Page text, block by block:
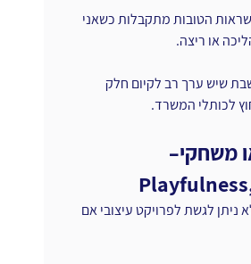
הטובות מתקבלות כשאני
או ריצה.
שיש ערך רב לקיום חלק
לכותלי המשרד.
משחקי–
לגשת לפרויקט עיצובי אם